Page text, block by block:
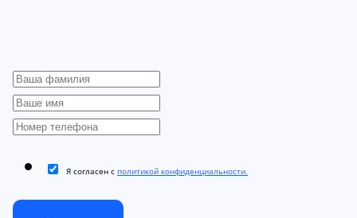
Я согласен с политикой конфиденциальности.